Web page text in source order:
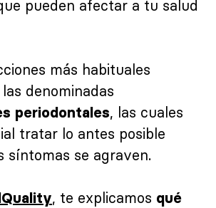
pueden afectar a tu salud
más habituales
denominadas
periodontales, las cuales
tratar lo antes posible
síntomas se agraven.
, te explicamos qué